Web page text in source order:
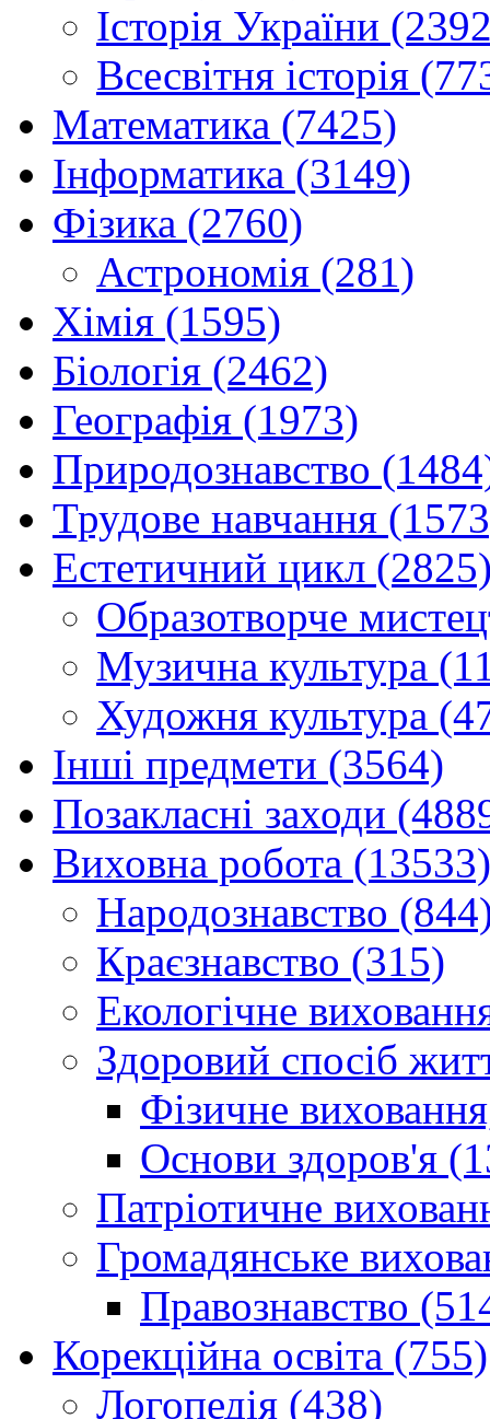
Історія України
Всесвітня історія
Математика (7425)
Інформатика (3149)
Фізика (2760)
Астрономія (281)
Хімія (1595)
Біологія (2462)
Географія (1973)
Природознавство
Трудове навчання
Естетичний цикл
Образотворче
Музична культура
Художня культура
Інші предмети (3564)
Позакласні заходи
Виховна робота (13533)
Народознавство
Краєзнавство (315)
Екологічне
Здоровий спосіб
Фізичне
Основи здоров'я
Патріотичне
Громадянське
Правознавство
Корекційна освіта (755)
Логопедія (438)